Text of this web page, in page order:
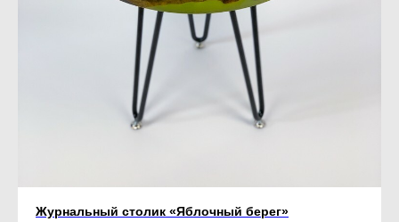
Журнальный столик «Яблочный берег»